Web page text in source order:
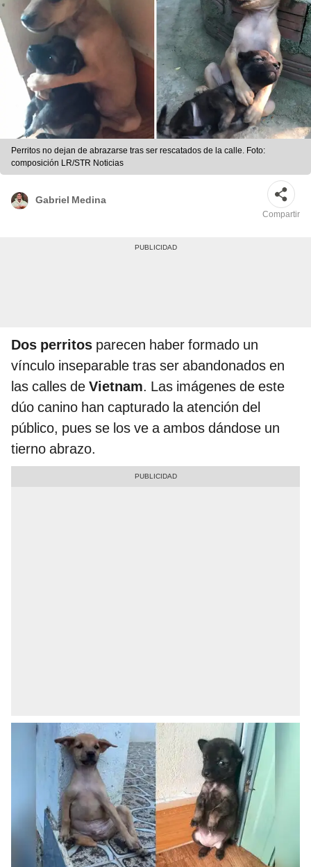
Perritos no dejan de abrazarse tras ser rescatados de la calle. Foto:
composición LR/STR Noticias
Gabriel Medina
Compartir
Dos perritos parecen haber formado un
vínculo inseparable tras ser abandonados en
las calles de Vietnam. Las imágenes de este
dúo canino han capturado la atención del
público, pues se los ve a ambos dándose un
tierno abrazo.